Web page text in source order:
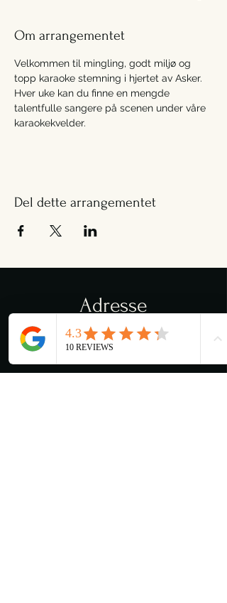
Om arrangementet
Velkommen til mingling, godt miljø og
topp karaoke stemning i hjertet av Asker.
Hver uke kan du finne en mengde
talentfulle sangere på scenen under våre
karaokekvelder.
Del dette arrangementet
Adresse
Torvveien 12c
1383 Asker